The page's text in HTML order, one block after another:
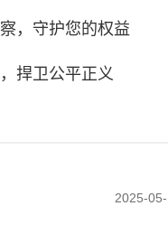
，守护您的权益
捍卫公平正义
2025-